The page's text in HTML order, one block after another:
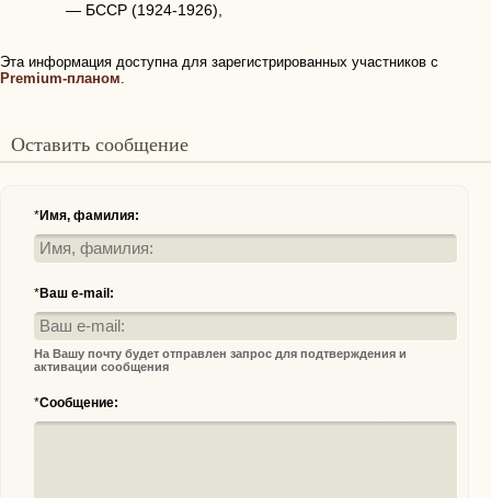
— БССР (1924-1926),
Эта информация доступна для зарегистрированных участников с
Premium-планом.
Оставить сообщение
*Имя, фамилия:
*Ваш e-mail:
На Вашу почту будет отправлен запрос для подтверждения и
активации сообщения
*Сообщение: